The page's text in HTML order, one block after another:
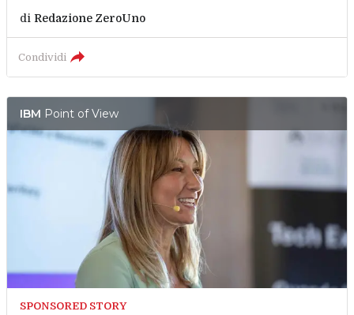
di Redazione ZeroUno
Condividi
IBM Point of View
SPONSORED STORY